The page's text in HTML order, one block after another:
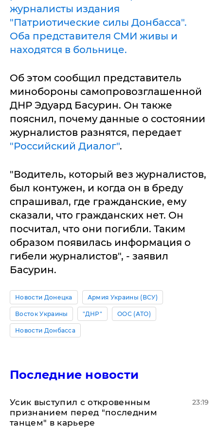
журналисты издания
"Патриотические силы Донбасса".
Оба представителя СМИ живы и
находятся в больнице.
Об этом сообщил представитель
минобороны самопровозглашенной
ДНР Эдуард Басурин. Он также
пояснил, почему данные о состоянии
журналистов разнятся, передает
"Российский Диалог".
"Водитель, который вез журналистов,
был контужен, и когда он в бреду
спрашивал, где гражданские, ему
сказали, что гражданских нет. Он
посчитал, что они погибли. Таким
образом появилась информация о
гибели журналистов", - заявил
Басурин.
Новости Донецка Армия Украины (ВСУ)
Восток Украины "ДНР" ООС (АТО)
Новости Донбасса
Последние новости
Усик выступил с откровенным
признанием перед "последним
танцем" в карьере
23:19